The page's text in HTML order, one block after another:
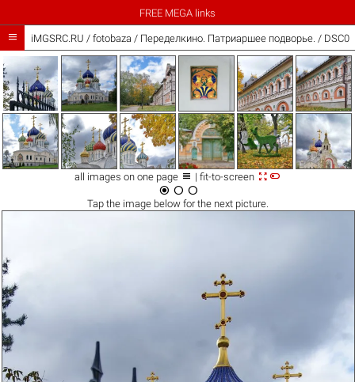
FREE MEGA links
 iMGSRC.RU / fotobaza / Переделкино. Патриаршее подворье. /
all images on one page  | fit-to-screen 
  
Tap the imagebelow for the next picture.